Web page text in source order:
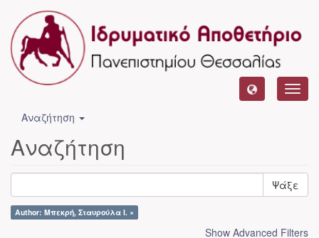
Αναζήτηση
Αναζήτηση
Ψάξε
Author: Μπεκρή, Σταυρούλα Ι. ×
Show Advanced Filters